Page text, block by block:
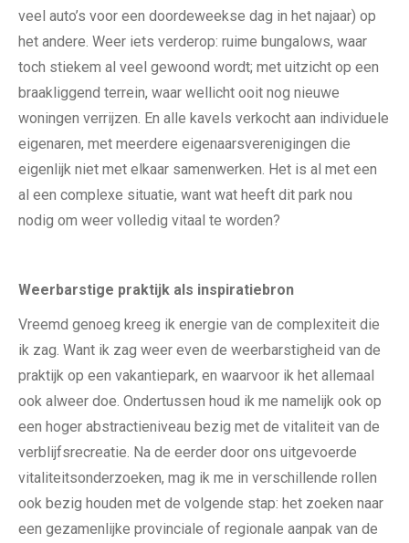
veel auto’s voor een doordeweekse dag in het najaar) op
het andere. Weer iets verderop: ruime bungalows, waar
toch stiekem al veel gewoond wordt; met uitzicht op een
braakliggend terrein, waar wellicht ooit nog nieuwe
woningen verrijzen. En alle kavels verkocht aan individuele
eigenaren, met meerdere eigenaarsverenigingen die
eigenlijk niet met elkaar samenwerken. Het is al met een
al een complexe situatie, want wat heeft dit park nou
nodig om weer volledig vitaal te worden?
Weerbarstige praktijk als inspiratiebron
Vreemd genoeg kreeg ik energie van de complexiteit die
ik zag. Want ik zag weer even de weerbarstigheid van de
praktijk op een vakantiepark, en waarvoor ik het allemaal
ook alweer doe. Ondertussen houd ik me namelijk ook op
een hoger abstractieniveau bezig met de vitaliteit van de
verblijfsrecreatie. Na de eerder door ons uitgevoerde
vitaliteitsonderzoeken, mag ik me in verschillende rollen
ook bezig houden met de volgende stap: het zoeken naar
een gezamenlijke provinciale of regionale aanpak van de